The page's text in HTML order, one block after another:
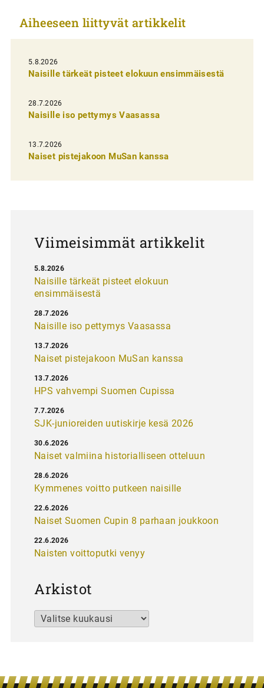
e
i
e
n
s
e
l
Aiheeseen liittyvät artikkelit
5.8.2026
Naisille tärkeät pisteet elokuun ensimmäisestä
28.7.2026
Naisille iso pettymys Vaasassa
13.7.2026
Naiset pistejakoon MuSan kanssa
Viimeisimmät artikkelit
Naisille tärkeät pisteet elokuun
ensimmäisestä
5.8.2026
Naisille iso pettymys Vaasassa
28.7.2026
Naiset pistejakoon MuSan kanssa
13.7.2026
HPS vahvempi Suomen Cupissa
13.7.2026
SJK-junioreiden uutiskirje kesä 2026
7.7.2026
Naiset valmiina historialliseen otteluun
30.6.2026
Kymmenes voitto putkeen naisille
28.6.2026
Naiset Suomen Cupin 8 parhaan joukkoon
22.6.2026
Naisten voittoputki venyy
22.6.2026
Arkistot
Arkistot